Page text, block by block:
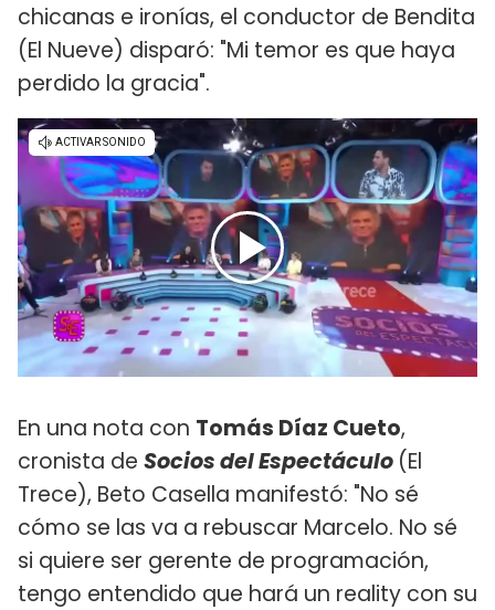
chicanas e ironías, el conductor de Bendita
(El Nueve) disparó: "Mi temor es que haya
perdido la gracia".
En una nota con Tomás Díaz Cueto,
cronista de Socios del Espectáculo (El
Trece), Beto Casella manifestó: "No sé
cómo se las va a rebuscar Marcelo. No sé
si quiere ser gerente de programación,
tengo entendido que hará un reality con su